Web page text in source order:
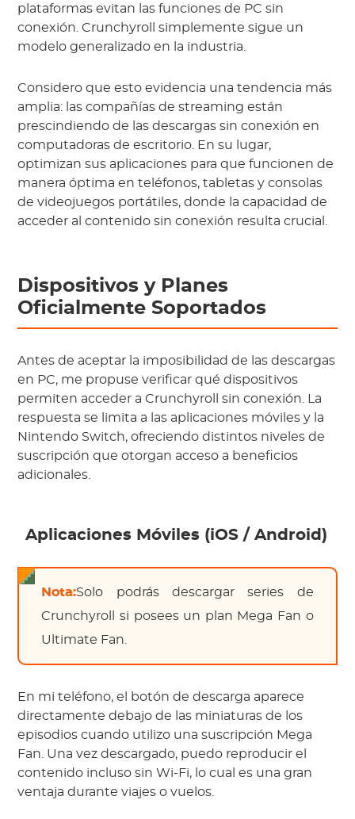
plataformas evitan las funciones de PC sin
conexión. Crunchyroll simplemente sigue un
modelo generalizado en la industria.
Considero que esto evidencia una tendencia más
amplia: las compañías de streaming están
prescindiendo de las descargas sin conexión en
computadoras de escritorio. En su lugar,
optimizan sus aplicaciones para que funcionen de
manera óptima en teléfonos, tabletas y consolas
de videojuegos portátiles, donde la capacidad de
acceder al contenido sin conexión resulta crucial.
Dispositivos y Planes
Oficialmente Soportados
Antes de aceptar la imposibilidad de las descargas
en PC, me propuse verificar qué dispositivos
permiten acceder a Crunchyroll sin conexión. La
respuesta se limita a las aplicaciones móviles y la
Nintendo Switch, ofreciendo distintos niveles de
suscripción que otorgan acceso a beneficios
adicionales.
Aplicaciones Móviles (iOS / Android)
Nota:Solo podrás descargar series de
Crunchyroll si posees un plan Mega Fan o
Ultimate Fan.
En mi teléfono, el botón de descarga aparece
directamente debajo de las miniaturas de los
episodios cuando utilizo una suscripción Mega
Fan. Una vez descargado, puedo reproducir el
contenido incluso sin Wi-Fi, lo cual es una gran
ventaja durante viajes o vuelos.